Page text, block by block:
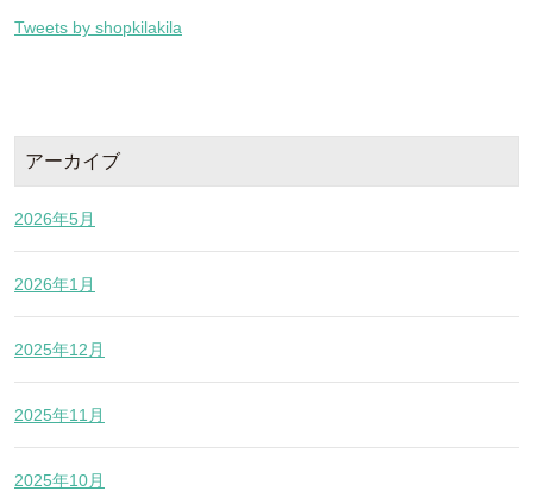
Tweets by shopkilakila
アーカイブ
2026年5月
2026年1月
2025年12月
2025年11月
2025年10月